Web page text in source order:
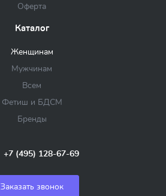
Оферта
Каталог
Женщинам
Мужчинам
Всем
Фетиш и БДСМ
Бренды
+7 (495) 128-67-69
Заказать звонок